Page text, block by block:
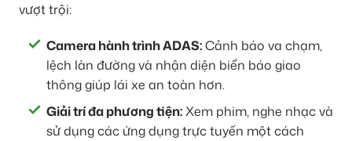
vượt trội:
Camera hành trình ADAS:Cảnh báo va chạm,
lệch làn đường và nhận diện biển báo giao
thông giúp lái xe an toàn hơn.
Giải trí đa phương tiện:Xem phim, nghe nhạc và
sử dụng các ứng dụng trực tuyến một cách